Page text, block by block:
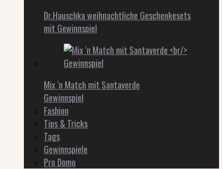
Dr.Hauschka weihnachtliche Geschenkesets
mit Gewinnspiel
Mix ‘n Match mit Santaverde
Gewinnspiel
Fashion
Tips & Tricks
Tags
Gewinnspiele
Pro Domo